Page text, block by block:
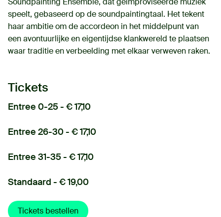
speelt, gebaseerd op de soundpaintingtaal. Het tekent
haar ambitie om de accordeon in het middelpunt van
een avontuurlijke en eigentijdse klankwereld te plaatsen
waar traditie en verbeelding met elkaar verweven raken.
Tickets
Entree 0-25 - € 17,10
Entree 26-30 - € 17,10
Entree 31-35 - € 17,10
Standaard - € 19,00
Tickets bestellen